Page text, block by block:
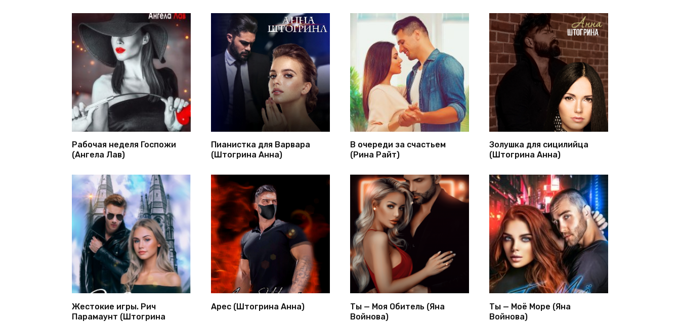
Рабочая неделя Госпожи
(Ангела Лав)
Пианистка для Варвара
(Штогрина Анна)
В очереди за счастьем
(Рина Райт)
Золушка для сицилийца
(Штогрина Анна)
Жестокие игры. Рич
Парамаунт (Штогрина
Арес (Штогрина Анна)
Ты — Моя Обитель (Яна
Войнова)
Ты — Моё Море (Яна
Войнова)